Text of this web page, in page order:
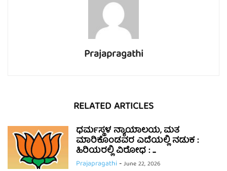
Prajapragathi
RELATED ARTICLES
ಧರ್ಮಸ್ಥಳ ನ್ಯಾಯಾಲಯ, ಮತ
ಮಾರಿಕೊಂಡವರ ಎದೆಯಲ್ಲಿ ನಡುಕ :
ಹಿರಿಯರಲ್ಲಿ ವಿರೋಧ : ...
Prajapragathi-June 22, 2026